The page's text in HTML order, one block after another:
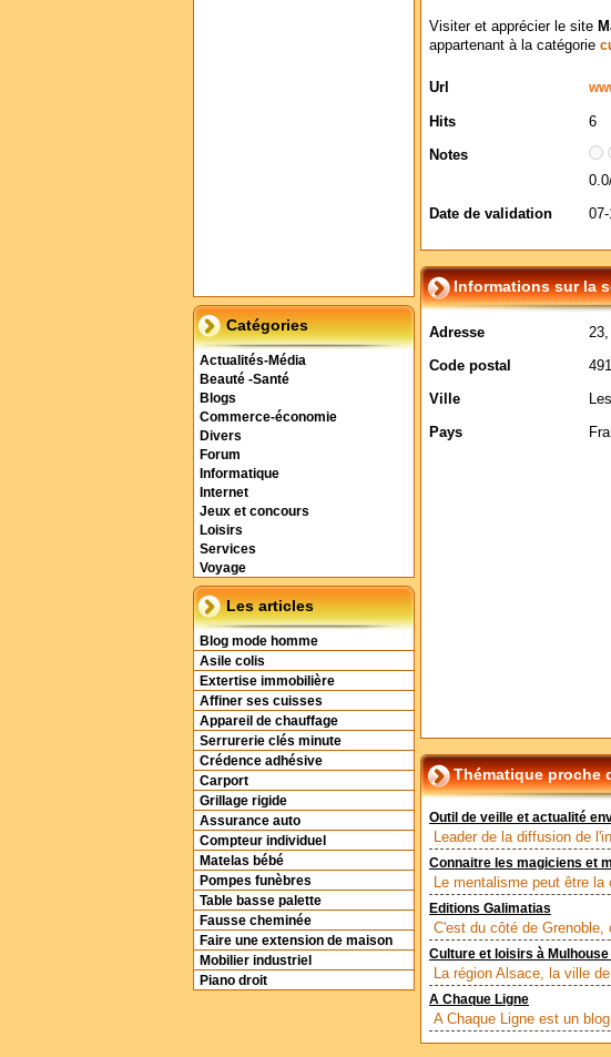
Catégories
Actualités-Média
Beauté -Santé
Blogs
Commerce-économie
Divers
Forum
Informatique
Internet
Jeux et concours
Loisirs
Services
Voyage
Les articles
Blog mode homme
Asile colis
Extertise immobilière
Affiner ses cuisses
Appareil de chauffage
Serrurerie clés minute
Crédence adhésive
Carport
Grillage rigide
Assurance auto
Compteur individuel
Matelas bébé
Pompes funèbres
Table basse palette
Fausse cheminée
Faire une extension de maison
Mobilier industriel
Piano droit
Visiter et apprécier le site
appartenant à la catégorie
Url
Hits
6
Notes
Date de validation
Informations sur la
Adresse
23,
Code postal
Ville
Pays
Thématique proche
Outil de veille et actualité
Leader de la diffusion de
Connaitre les magiciens et
Le mentalisme peut être
Editions Galimatias
C'est du côté de
Culture et loisirs à
La région Alsace, la ville
A Chaque Ligne
A Chaque Ligne est un